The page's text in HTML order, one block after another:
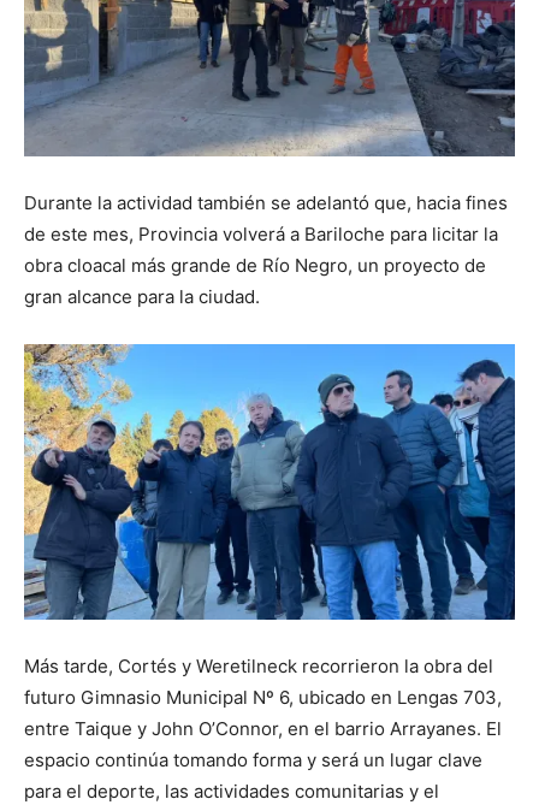
Durante la actividad también se adelantó que, hacia fines
de este mes, Provincia volverá a Bariloche para licitar la
obra cloacal más grande de Río Negro, un proyecto de
gran alcance para la ciudad.
Más tarde, Cortés y Weretilneck recorrieron la obra del
futuro Gimnasio Municipal Nº 6, ubicado en Lengas 703,
entre Taique y John O’Connor, en el barrio Arrayanes. El
espacio continúa tomando forma y será un lugar clave
para el deporte, las actividades comunitarias y el